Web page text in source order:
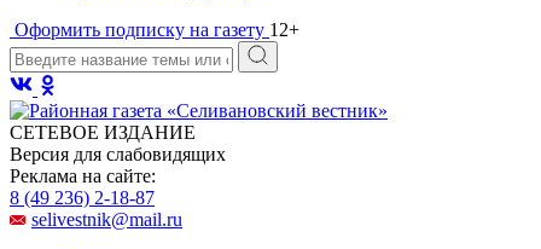
Оформить подписку на газету 12+
СЕТЕВОЕ ИЗДАНИЕ
Версия для слабовидящих
Реклама на сайте:
8 (49 236) 2-18-87
selivestnik@mail.ru